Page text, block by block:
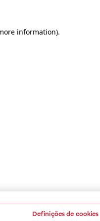
information).
Definições de cookies